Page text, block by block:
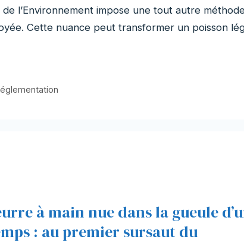
l’Environnement impose une tout autre
Cette nuance peut transformer un poisson
à main nue dans la gueule
: au premier sursaut du